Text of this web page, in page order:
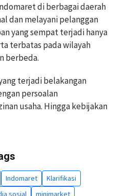
di berbagai daerah
dan melayani pelanggan
yang sempat terjadi hanya
terbatas pada wilayah
berbeda.
terjadi belakangan
persoalan
usaha. Hingga kebijakan
Indomaret
Klarifikasi
sosial minimarket